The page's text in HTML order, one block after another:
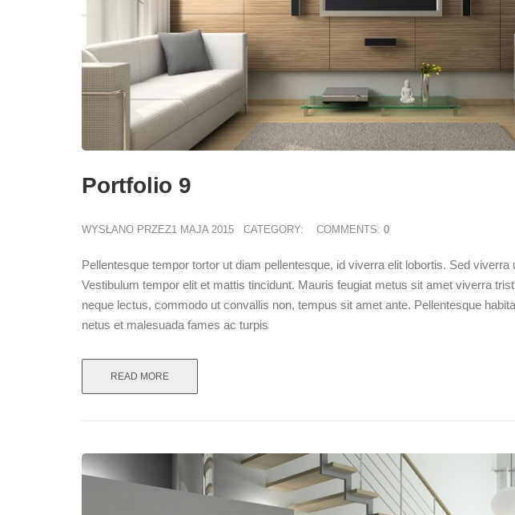
Portfolio 9
WYSŁANO PRZEZ1 MAJA 2015 CATEGORY: COMMENTS: 0
Pellentesque tempor tortor ut diam pellentesque, id viverra elit lobortis. Sed viverra
Vestibulum tempor elit et mattis tincidunt. Mauris feugiat metus sit amet viverra
neque lectus, commodo ut convallis non, tempus sit amet ante. Pellentesque
netus et malesuada fames ac turpis
READ MORE